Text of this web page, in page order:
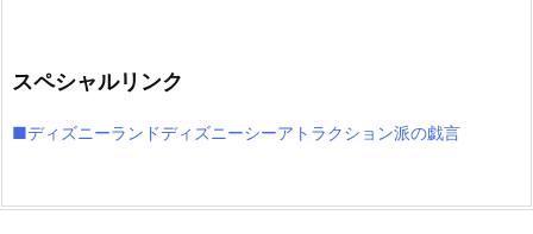
スペシャルリンク
■ディズニーランドディズニーシーアトラクション派の戯言